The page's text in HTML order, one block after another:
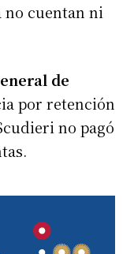
no cuentan ni
de
por retención
no pagó